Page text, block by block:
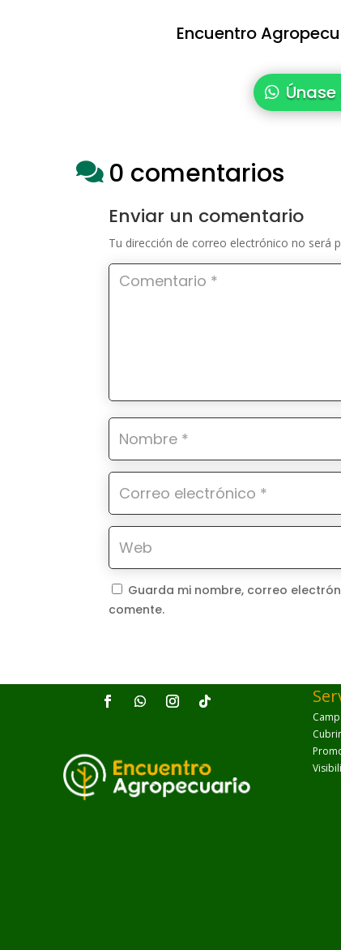
Encuentro
 0 comentarios
Enviar un comentario
Tu dirección de correo electrónico no será
Guarda mi nombre, correo
comente.